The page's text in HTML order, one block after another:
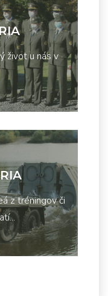
život u nás v
z tréningov či